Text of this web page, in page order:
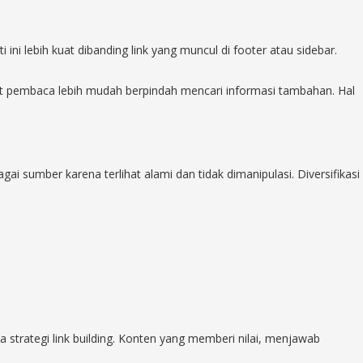
lebih kuat dibanding link yang muncul di footer atau sidebar.
lebih mudah berpindah mencari informasi tambahan. Hal
sumber karena terlihat alami dan tidak dimanipulasi. Diversifikasi
link building. Konten yang memberi nilai, menjawab